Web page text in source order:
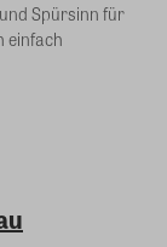
Spürsinn für
einfach